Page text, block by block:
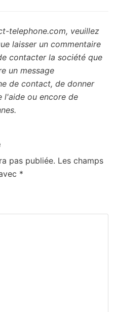
telephone.com, veuillez
laisser un commentaire
contacter la société que
un message
de contact, de donner
l'aide ou encore de
pas publiée. Les champs
*